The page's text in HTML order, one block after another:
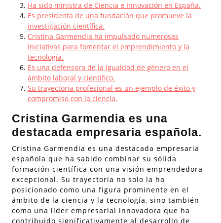
Ha sido ministra de Ciencia e Innovación en España.
Es presidenta de una fundación que promueve la
investigación científica.
Cristina Garmendia ha impulsado numerosas
iniciativas para fomentar el emprendimiento y la
tecnología.
Es una defensora de la igualdad de género en el
ámbito laboral y científico.
Su trayectoria profesional es un ejemplo de éxito y
compromiso con la ciencia.
Cristina Garmendia es una
destacada empresaria española.
Cristina Garmendia es una destacada empresaria
española que ha sabido combinar su sólida
formación científica con una visión emprendedora
excepcional. Su trayectoria no solo la ha
posicionado como una figura prominente en el
ámbito de la ciencia y la tecnología, sino también
como una líder empresarial innovadora que ha
contribuido significativamente al desarrollo de